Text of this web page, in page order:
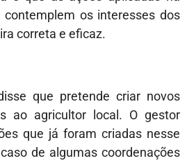
contemplem os interesses dos
correta e eficaz.
que pretende criar novos
ao agricultor local. O gestor
que já foram criadas nesse
de algumas coordenações